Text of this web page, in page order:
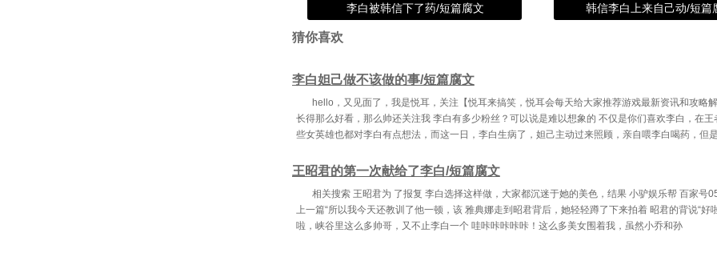
李白被韩信下了药/短篇腐文 韩信李白上来自己动/短篇
猜你喜欢
李白妲己做不该做的事/短篇腐文
hello，又见面了，我是悦耳，关注【悦耳来搞笑，悦耳会每天给大家推荐游戏最新资讯和攻略
长得那么好看，那么帅还关注我 李白有多少粉丝？可以说是难以想象的 不仅是你们喜欢李白，在王
些女英雄也都对李白有点想法，而这一日，李白生病了，妲己主动过来照顾，亲自喂李白喝药，但
王昭君的第一次献给了李白/短篇腐文
相关搜索 王昭君为 了报复 李白选择这样做，大家都沉迷于她的美色，结果 小驴娱乐帮 百家号
上一篇“所以我今天还教训了他一顿，该 雅典娜走到昭君背后，她轻轻蹲了下来拍着 昭君的背说“好
啦，峡谷里这么多帅哥，又不止李白一个 哇咔咔咔咔咔！这么多美女围着我，虽然小乔和孙